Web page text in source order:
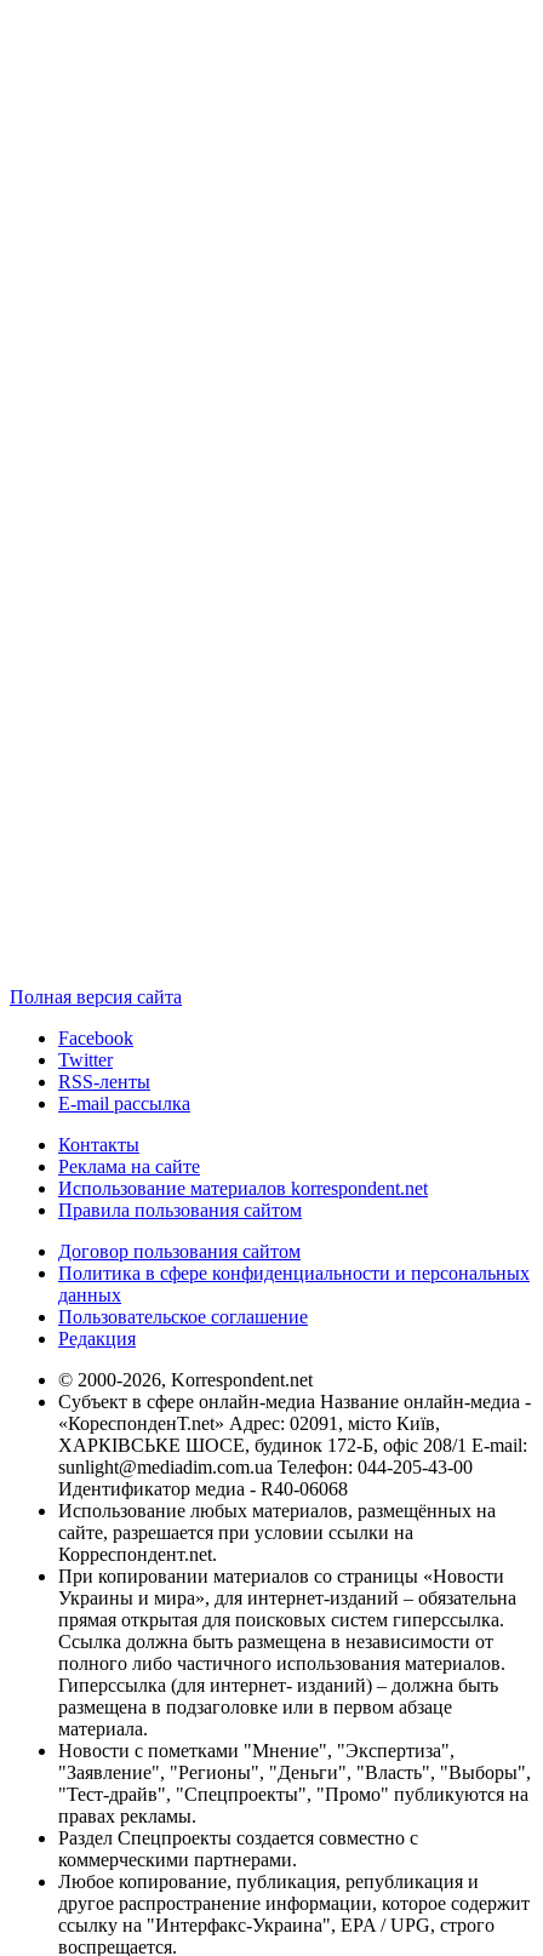
Полная версия сайта
Facebook
Twitter
RSS-ленты
E-mail рассылка
Контакты
Реклама на сайте
Использование материалов korrespondent.net
Правила пользования сайтом
Договор пользования сайтом
Политика в сфере конфиденциальности и персональных
данных
Пользовательское соглашение
Редакция
© 2000-2026, Korrespondent.net
Субъект в сфере онлайн-медиа Название онлайн-медиа -
«КореспонденТ.net» Адрес: 02091, місто Київ,
ХАРКІВСЬКЕ ШОСЕ, будинок 172-Б, офіс 208/1 E-mail:
sunlight@mediadim.com.ua Телефон: 044-205-43-00
Идентификатор медиа - R40-06068
Использование любых материалов, размещённых на
сайте, разрешается при условии ссылки на
Корреспондент.net.
При копировании материалов со страницы «Новости
Украины и мира», для интернет-изданий – обязательна
прямая открытая для поисковых систем гиперссылка.
Ссылка должна быть размещена в независимости от
полного либо частичного использования материалов.
Гиперссылка (для интернет- изданий) – должна быть
размещена в подзаголовке или в первом абзаце
материала.
Новости с пометками "Мнение", "Экспертиза",
"Заявление", "Регионы", "Деньги", "Власть", "Выборы",
"Тест-драйв", "Спецпроекты", "Промо" публикуются на
правах рекламы.
Раздел Спецпроекты создается совместно с
коммерческими партнерами.
Любое копирование, публикация, републикация и
другое распространение информации, которое содержит
ссылку на "Интерфакс-Украина", EPA / UPG, строго
воспрещается.